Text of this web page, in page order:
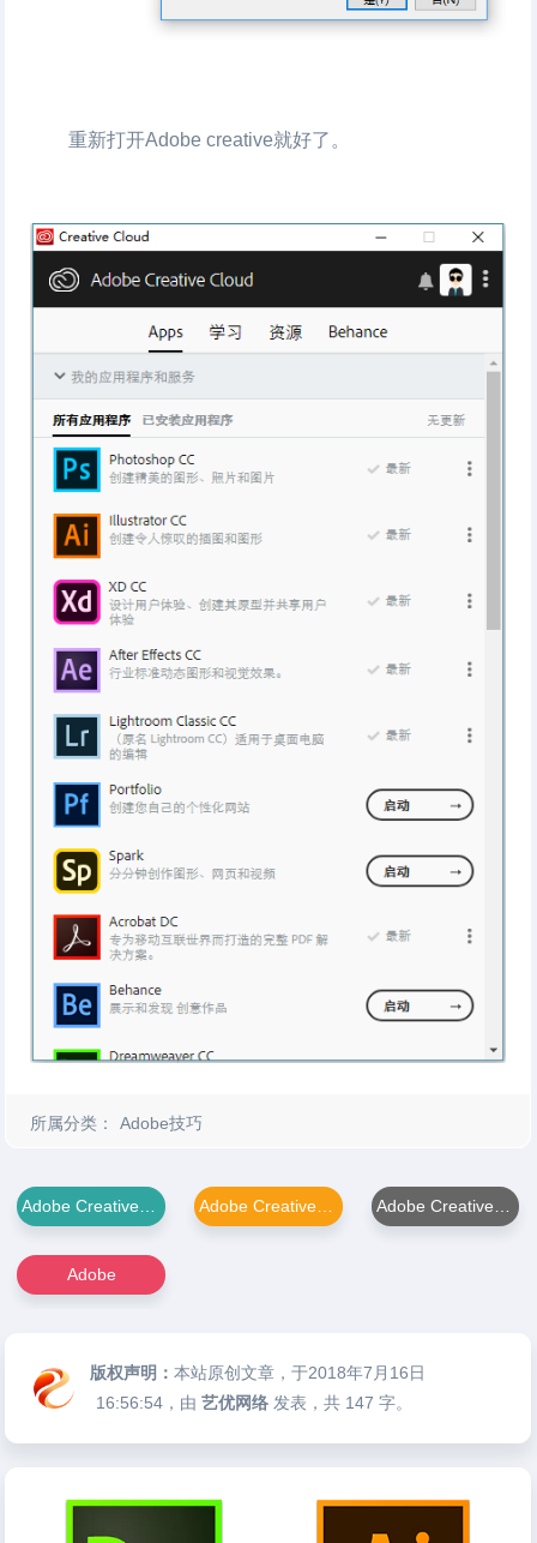
重新打开Adobe creative就好了。
所属分类： Adobe技巧
Adobe
版权声明：本站原创文章，于2018年7月16日
16:56:54 ，由艺优网络 发表，共 147 字。